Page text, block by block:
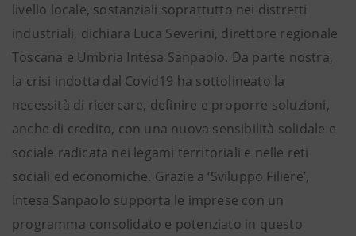
livello locale, sostanziali soprattutto nei distretti
industriali, dichiara Luca Severini, direttore regionale
Toscana e Umbria Intesa Sanpaolo. Da parte nostra,
la crisi indotta dal Covid19 ha sottolineato la
necessità di ricercare, definire e proporre soluzioni,
anche di credito, con una nuova sensibilità solidale e
sociale radicata nei legami territoriali e nelle reti
sociali ed economiche. Grazie a ‘Sviluppo Filiere’,
Intesa Sanpaolo supporta le imprese con un
programma consolidato e potenziato in questo